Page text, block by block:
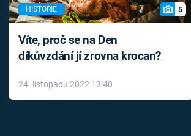
HISTORIE 5
Víte, proč se na Den
díkůvzdání jí zrovna krocan?
24. listopadu 2022 13:40